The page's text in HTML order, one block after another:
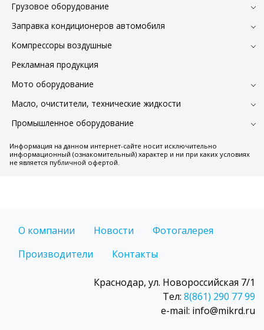
Грузовое оборудование
Заправка кондиционеров автомобиля
Компрессоры воздушные
Рекламная продукция
Мото оборудование
Масло, очистители, технические жидкости
Промышленное оборудование
Информация на данном интернет-сайте носит исключительно
информационный (ознакомительный) характер и ни при каких условиях
не является публичной офертой.
О компании Новости
Фотогалерея
Производители
Контакты
Краснодар, ул. Новороссийская 7/1
Тел: 8(861) 290 77 99
e-mail: info@mikrd.ru